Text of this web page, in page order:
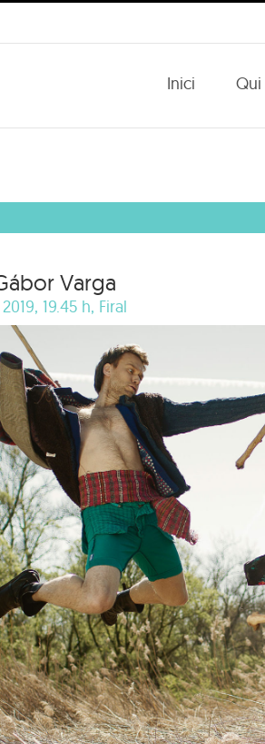
Inici
Varga
19.45 h, Firal